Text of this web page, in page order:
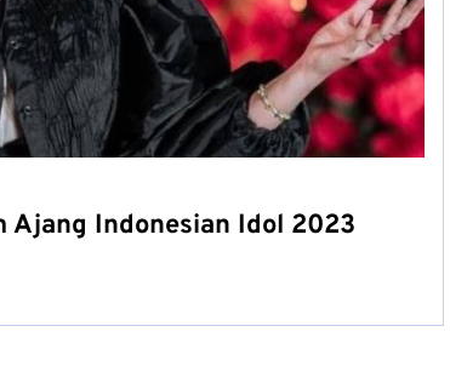
Ajang Indonesian Idol 2023